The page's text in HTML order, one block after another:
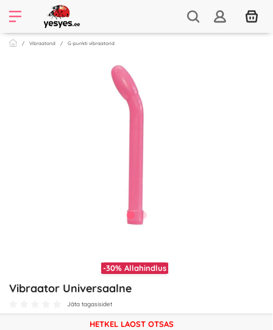
Vibraatorid G-punkti vibraatorid
-30% Allahindlus
Vibraator Universaalne
Jäta tagasisidet
HETKEL LAOST OTSAS